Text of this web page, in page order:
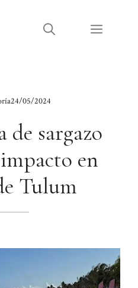
Menú
24/05/2024
de sargazo
en
Tulum